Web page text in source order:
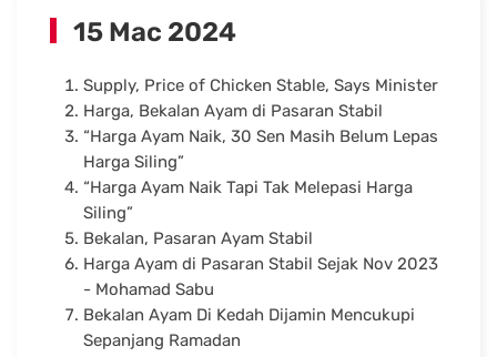
15 Mac 2024
Supply, Price of Chicken Stable, Says Minister
Harga, Bekalan Ayam di Pasaran Stabil
“Harga Ayam Naik, 30 Sen Masih Belum Lepas
Harga Siling”
“Harga Ayam Naik Tapi Tak Melepasi Harga
Siling”
Bekalan, Pasaran Ayam Stabil
Harga Ayam di Pasaran Stabil Sejak Nov 2023
- Mohamad Sabu
Bekalan Ayam Di Kedah Dijamin Mencukupi
Sepanjang Ramadan